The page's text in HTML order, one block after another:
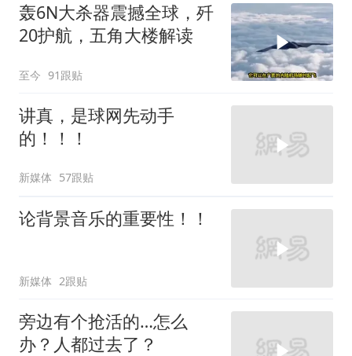
轰6N大杀器震撼全球，歼
20护航，五角大楼解读
至今 91跟贴
讲真，是球网先动手
的！！！
新媒体 57跟贴
论背景音乐的重要性！！
新媒体 2跟贴
旁边有个抢活的…怎么
办？人都过去了？